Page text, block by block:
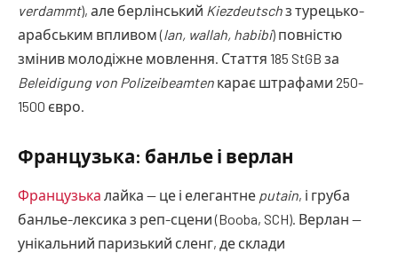
verdammt), але берлінський Kiezdeutschз турецько-
арабським впливом (lan, wallah, habibi) повністю
змінив молодіжне мовлення. Стаття 185 StGB за
Beleidigung von Polizeibeamten карає штрафами 250-
1500 євро.
Французька: банлье і верлан
Французька лайка — це і елегантне putain, і груба
банлье-лексика з реп-сцени (Booba, SCH). Верлан —
унікальний паризький сленг, де склади